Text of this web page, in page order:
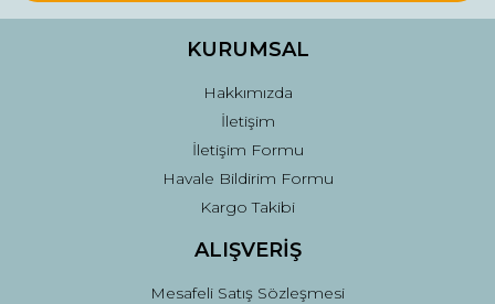
KURUMSAL
Hakkımızda
İletişim
İletişim Formu
Havale Bildirim Formu
Kargo Takibi
ALIŞVERİŞ
Mesafeli Satış Sözleşmesi